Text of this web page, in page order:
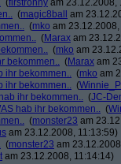
(firstronny am 23.12.2008,
(magic8ball
am
(mko am
(Marax am
(mko am
bekommen.. (Marax am
ihr bekommen.. (mko am
ihr bekommen.. (
ihr bekommen.. (JC-
hab ihr bekommen.. (
(monster23 am
am 23.12.2008, 11:13:59)
(monster23 am
am 23.12.2008, 11:14:14)